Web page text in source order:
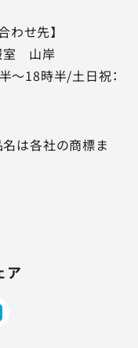
わせ先】
室 山岸
～18時半/土日祝：
は各社の商標ま
ア